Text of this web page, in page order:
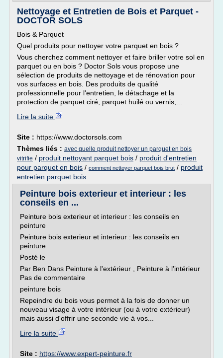
Nettoyage et Entretien de Bois et Parquet -
DOCTOR SOLS
Bois & Parquet
Quel produits pour nettoyer votre parquet en bois ?
Vous cherchez comment nettoyer et faire briller votre sol en
parquet ou en bois ? Doctor Sols vous propose une
sélection de produits de nettoyage et de rénovation pour
vos surfaces en bois. Des produits de qualité
professionnelle pour l'entretien, le détachage et la
protection de parquet ciré, parquet huilé ou vernis,...
Lire la suite
Site : https://www.doctorsols.com
Thèmes liés : avec quelle produit nettoyer un parquet en bois
vitrifie / produit nettoyant parquet bois / produit d'entretien
pour parquet en bois / comment nettoyer parquet bois brut / produit
entretien parquet bois
Peinture bois exterieur et interieur : les
conseils en ...
Peinture bois exterieur et interieur : les conseils en
peinture
Peinture bois exterieur et interieur : les conseils en
peinture
Posté le
Par Ben Dans Peinture à l'extérieur , Peinture à l'intérieur
Pas de commentaire
peinture bois
Repeindre du bois vous permet à la fois de donner un
nouveau visage à votre intérieur (ou à votre extérieur)
mais aussi d'offrir une seconde vie à vos...
Lire la suite
Site : https://www.expert-peinture.fr